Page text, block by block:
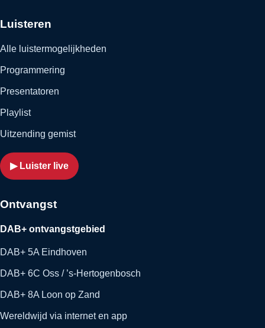
Luisteren
Alle luistermogelijkheden
Programmering
Presentatoren
Playlist
Uitzending gemist
▶ Luister live
Ontvangst
DAB+ ontvangstgebied
DAB+ 5A Eindhoven
DAB+ 6C Oss / ’s-Hertogenbosch
DAB+ 8A Loon op Zand
Wereldwijd via internet en app